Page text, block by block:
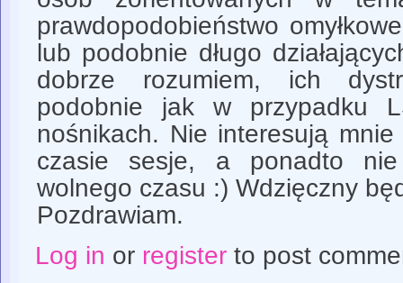
prawdopodobieństwo
lub podobnie długo
dobrze rozumiem, ich
podobnie jak w przypadku
nośnikach. Nie interesują
czasie sesje, a ponadto
wolnego czasu :) Wdzięczny
Pozdrawiam.
Log in or registerto post